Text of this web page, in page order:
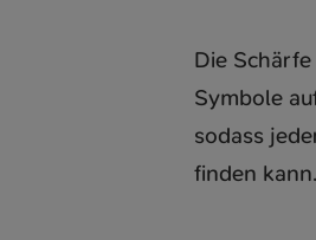
Die
Symbole
sodass
finden kann.